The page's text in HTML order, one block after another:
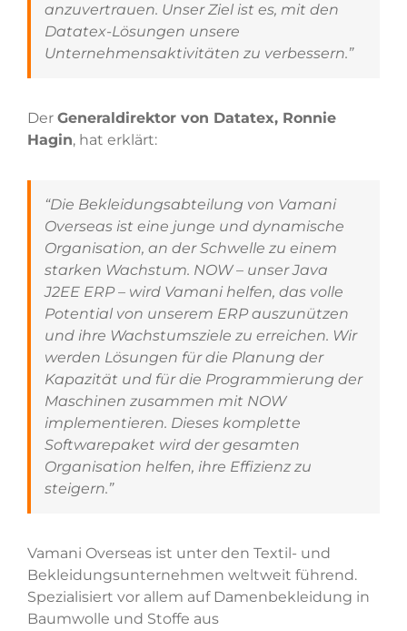
anzuvertrauen. Unser Ziel ist es, mit den
Datatex-Lösungen unsere
Unternehmensaktivitäten zu verbessern.”
Der Generaldirektor von Datatex, Ronnie
Hagin, hat erklärt:
“Die Bekleidungsabteilung von Vamani
Overseas ist eine junge und dynamische
Organisation, an der Schwelle zu einem
starken Wachstum. NOW – unser Java
J2EE ERP – wird Vamani helfen, das volle
Potential von unserem ERP auszunützen
und ihre Wachstumsziele zu erreichen. Wir
werden Lösungen für die Planung der
Kapazität und für die Programmierung der
Maschinen zusammen mit NOW
implementieren. Dieses komplette
Softwarepaket wird der gesamten
Organisation helfen, ihre Effizienz zu
steigern.”
Vamani Overseas ist unter den Textil- und
Bekleidungsunternehmen weltweit führend.
Spezialisiert vor allem auf Damenbekleidung in
Baumwolle und Stoffe aus